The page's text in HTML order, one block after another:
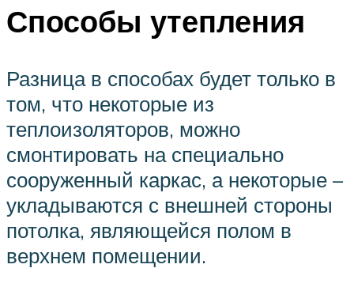
Способы утепления
Разница в способах будет только в
том, что некоторые из
теплоизоляторов, можно
смонтировать на специально
сооруженный каркас, а некоторые –
укладываются с внешней стороны
потолка, являющейся полом в
верхнем помещении.